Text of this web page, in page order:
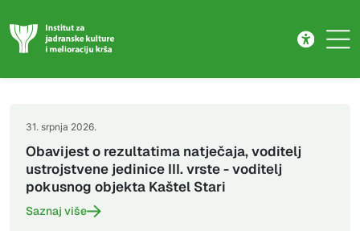
31. srpnja 2026.
Obavijest o rezultatima natječaja, voditelj
ustrojstvene jedinice III. vrste - voditelj
pokusnog objekta Kaštel Stari
Saznaj više